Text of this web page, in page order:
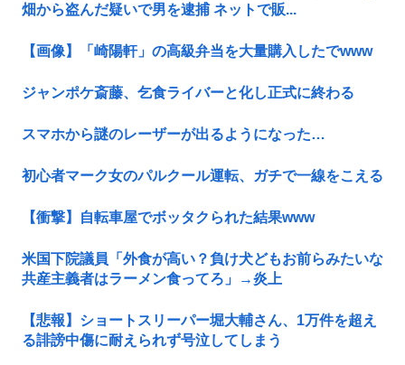
畑から盗んだ疑いで男を逮捕 ネットで販...
【画像】「崎陽軒」の高級弁当を大量購入したでwww
ジャンポケ斎藤、乞食ライバーと化し正式に終わる
スマホから謎のレーザーが出るようになった…
初心者マーク女のパルクール運転、ガチで一線をこえる
【衝撃】自転車屋でボッタクられた結果www
米国下院議員「外食が高い？負け犬どもお前らみたいな
共産主義者はラーメン食ってろ」→炎上
【悲報】ショートスリーパー堀大輔さん、1万件を超え
る誹謗中傷に耐えられず号泣してしまう